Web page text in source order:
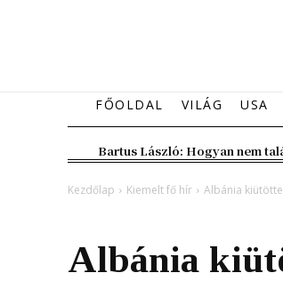
FŐOLDAL VILÁG USA
Bartus László: Hogyan nem
Kezdőlap Kiemelt fő hír Albánia
Albánia